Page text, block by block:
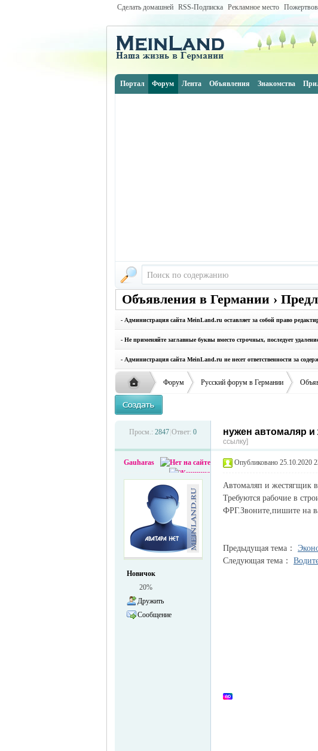
Сделать домашней RSS-Подписка Рекламное место
Портал Форум Лента Объявления Знакомства
Объявления в Германии ›
- Администрация сайта MeinLand.ru оставляет за собой право
- Не применяйте заглавные буквы вместо строчных, последует
- Администрация сайта MeinLand.ru не несет ответственности за
Русская
жизнь и
›
Форум
›
Русский форум в Германии
›
Просм.: 2847 Ответ: 0 нужен автомаляр и
ссылку]
Gauharas
Новичок
20%
Дружить
Сообщение
Опубликовано 25.10.2020
Автомаляп и жестягщик
Требуются рабочие в
ФРГ.Звоните,пишите на
Предыдущая тема：
Следующая тема：